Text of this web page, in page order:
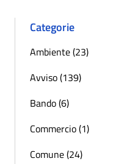
Categorie
Ambiente (23)
Avviso (139)
Bando (6)
Commercio (1)
Comune (24)